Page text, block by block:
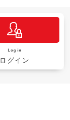
Log in
ログイン